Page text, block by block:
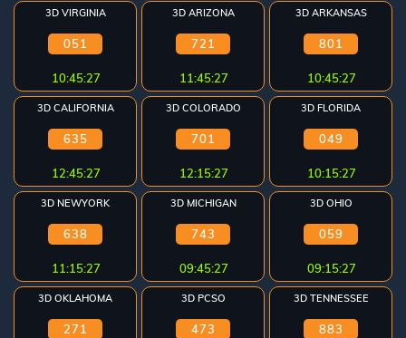
3D VIRGINIA
051
10:45:26
3D ARIZONA
721
11:45:26
3D ARKANSAS
801
10:45:26
3D CALIFORNIA
635
12:45:26
3D COLORADO
701
12:15:26
3D FLORIDA
049
10:15:26
3D NEWYORK
638
11:15:26
3D MICHIGAN
743
09:45:26
3D OHIO
059
09:15:26
3D OKLAHOMA
271
3D PCSO
473
3D TENNESSEE
883